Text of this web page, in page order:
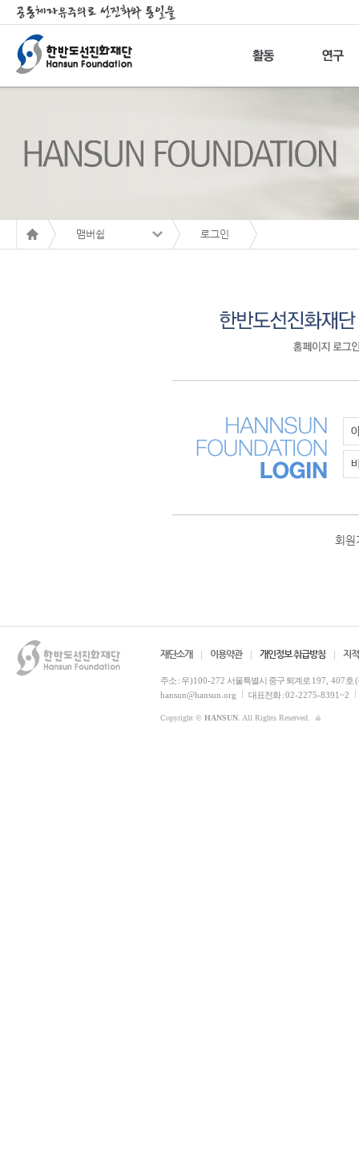
맴버쉽 로그인
회원
재단소개 이용약관 개인정보 취급방침 지
주소 : 우)100-272 서울특별시 중구 퇴계로 197, 407호
hansun@hansun.org
대표전화 :02-2275-8391~2
Copyright © HANSUN . All Rights Reserved.